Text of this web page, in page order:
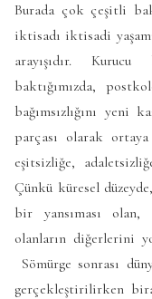
Burada çok çeşitli
iktisadı iktisadi
arayışıdır.
baktığımızda,
bağımsızlığını yeni
parçası olarak
eşitsizliğe,
Çünkü küresel
bir yansıması olan,
olanların diğerlerini
Sömürge sonrası
gerçekleştirilirken